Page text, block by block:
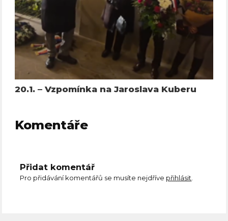
20.1. – Vzpomínka na Jaroslava Kuberu
Komentáře
Přidat komentář
Pro přidávání komentářů se musíte nejdříve přihlásit